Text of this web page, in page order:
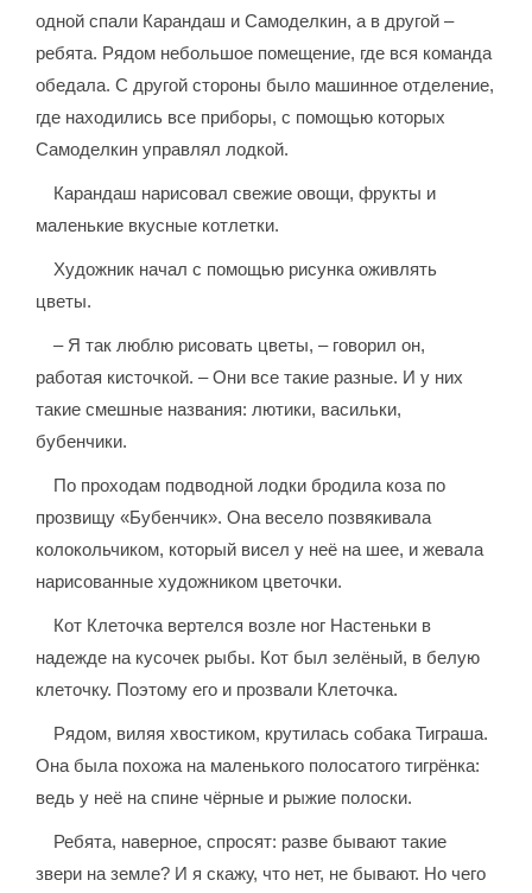
одной спали Карандаш и Самоделкин, а в другой –
ребята. Рядом небольшое помещение, где вся команда
обедала. С другой стороны было машинное отделение,
где находились все приборы, с помощью которых
Самоделкин управлял лодкой.
Карандаш нарисовал свежие овощи, фрукты и
маленькие вкусные котлетки.
Художник начал с помощью рисунка оживлять
цветы.
– Я так люблю рисовать цветы, – говорил он,
работая кисточкой. – Они все такие разные. И у них
такие смешные названия: лютики, васильки,
бубенчики.
По проходам подводной лодки бродила коза по
прозвищу «Бубенчик». Она весело позвякивала
колокольчиком, который висел у неё на шее, и жевала
нарисованные художником цветочки.
Кот Клеточка вертелся возле ног Настеньки в
надежде на кусочек рыбы. Кот был зелёный, в белую
клеточку. Поэтому его и прозвали Клеточка.
Рядом, виляя хвостиком, крутилась собака Тиграша.
Она была похожа на маленького полосатого тигрёнка:
ведь у неё на спине чёрные и рыжие полоски.
Ребята, наверное, спросят: разве бывают такие
звери на земле? И я скажу, что нет, не бывают. Но чего